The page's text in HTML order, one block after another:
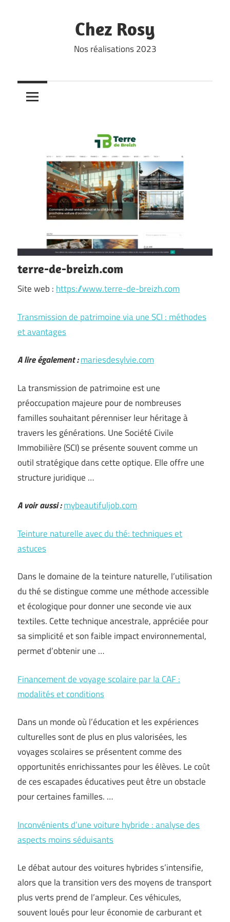
Chez Rosy
Nos réalisations 2023
terre-de-breizh.com
Site web : https://www.terre-de-breizh.com
Transmission de patrimoine via une SCI : méthodes
et avantages
A lire également :mariesdesylvie.com
La transmission de patrimoine est une
préoccupation majeure pour de nombreuses
familles souhaitant pérenniser leur héritage à
travers les générations. Une Société Civile
Immobilière (SCI) se présente souvent comme un
outil stratégique dans cette optique. Elle offre une
structure juridique …
A voir aussi :mybeautifuljob.com
Teinture naturelle avec du thé: techniques et
astuces
Dans le domaine de la teinture naturelle, l’utilisation
du thé se distingue comme une méthode accessible
et écologique pour donner une seconde vie aux
textiles. Cette technique ancestrale, appréciée pour
sa simplicité et son faible impact environnemental,
permet d’obtenir une …
Financement de voyage scolaire par la CAF :
modalités et conditions
Dans un monde où l’éducation et les expériences
culturelles sont de plus en plus valorisées, les
voyages scolaires se présentent comme des
opportunités enrichissantes pour les élèves. Le coût
de ces escapades éducatives peut être un obstacle
pour certaines familles. …
Inconvénients d’une voiture hybride : analyse des
aspects moins séduisants
Le débat autour des voitures hybrides s’intensifie,
alors que la transition vers des moyens de transport
plus verts prend de l’ampleur. Ces véhicules,
souvent loués pour leur économie de carburant et